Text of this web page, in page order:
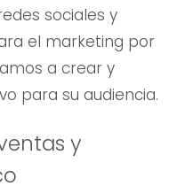
sociales y
el marketing por
a crear y
para su audiencia.
y